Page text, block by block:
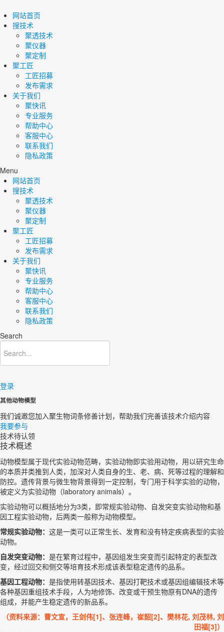
网站首页
搜技术
聚透技术
聚仪器
聚定制
聚工匠
工匠招募
发布需求
关于我们
聚快讯
专业服务
帮助中心
客服中心
联系我们
隐私政策
Menu
网站首页
搜技术
聚透技术
聚仪器
聚定制
聚工匠
工匠招募
发布需求
关于我们
聚快讯
专业服务
帮助中心
客服中心
联系我们
隐私政策
Search
登录
其他动物模型
我们诚邀您加入聚生物词条修善计划，帮助我们完善该技术介绍内容​
我要参与
技术待认领
技术概述
动物模型属于现代实验动物范畴，实验动物即实验用动物，用以研究生命
的本质并类推到人类，加深对人类自身的生、老、病、死等过程的理解和
防控。遗传背景与微生物背景得到一定控制，专门用于科学实验的动物，
被定义为实验动物（laboratory animals）。
实验动物可以概括地分为3类，即常规实验动物、自发突变实验动物和基
因工程实验动物，后两类一般称为动物模型。
常规实验动物： 这是一类可以正常生长、发育和没有特定疾病表型的实验
动物。
自发突变动物： 是在繁育过程中，基因组发生突变而引起特定的表型改
变，经过回交和侧交等培育技术形成该表型稳定遗传的品系。
基因工程动物： 是指使用转基因技术、基因打靶技术或基因组编辑技术等
各种基因重组技术手段，人为地修饰、改变或干预生物原有DNA的遗传
组成，并能产生稳定遗传的新品系。
（资料来源：曹文宣，王剑伟[1]、张连峰，崔韶[2]、樊林花, 刘茂林, 刘
田福[3]）